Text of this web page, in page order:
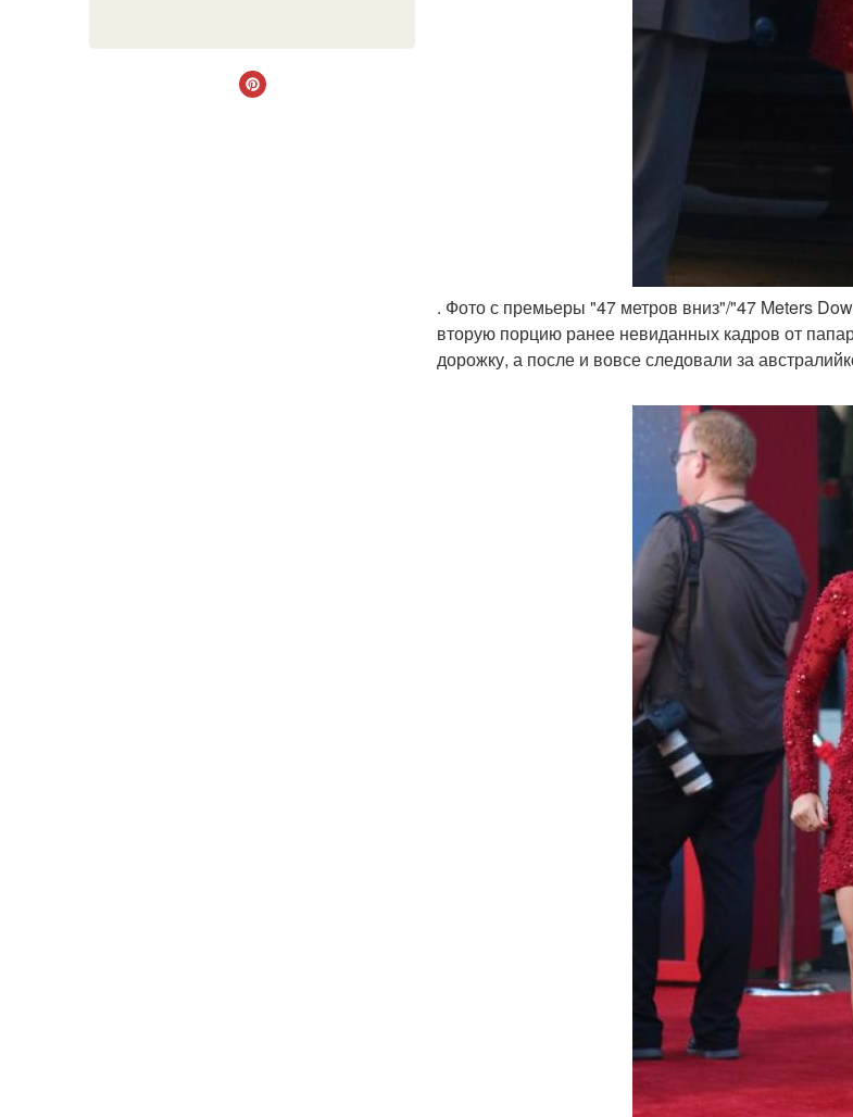
. Фото с премьеры "47 метров вниз"/"47 Meters
вторую порцию ранее невиданных кадров от
дорожку, а после и вовсе следовали за